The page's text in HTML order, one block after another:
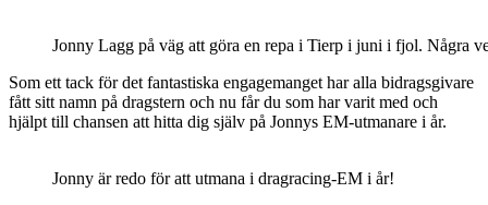
Jonny Lagg på väg att göra en repa i Tierp i juni i fjol. Några
Som ett tack för det fantastiska engagemanget har alla bidragsgivare
fått sitt namn på dragstern och nu får du som har varit med och
hjälpt till chansen att hitta dig själv på Jonnys EM-utmanare i år.
Jonny är redo för att utmana i dragracing-EM i år!